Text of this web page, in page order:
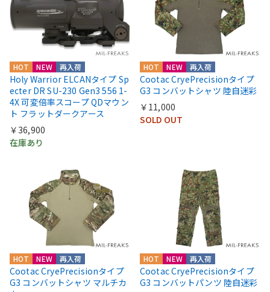
HOT NEW 再入荷
Holy Warrior ELCANタイプ Sp
ecter DR SU-230 Gen3 556 1-
4X 可変倍率スコープ QDマウン
ト フラットダークアース
￥36,900
在庫あり
HOT NEW 再入荷
Cootac CryePrecisionタイプ
G3 コンバットシャツ 陸自迷彩
￥11,000
SOLD OUT
HOT NEW 再入荷
Cootac CryePrecisionタイプ
G3 コンバットシャツ マルチカ
HOT NEW 再入荷
Cootac CryePrecisionタイプ
G3 コンバットパンツ 陸自迷彩